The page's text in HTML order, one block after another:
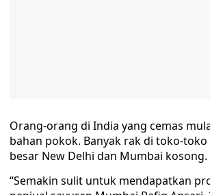
Orang-orang di India yang cemas
bahan pokok. Banyak rak di toko-
besar New Delhi dan Mumbai kosong.
“Semakin sulit untuk mendapatkan